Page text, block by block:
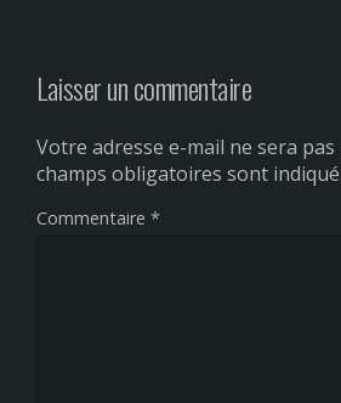
Laisser un commentaire
Votre adresse e-mail ne sera pas
champs obligatoires sont
Commentaire *